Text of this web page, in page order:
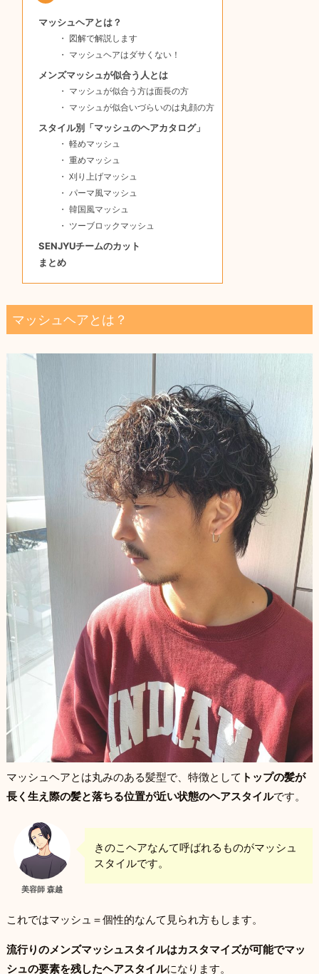
マッシュヘアとは？
図解で解説します
マッシュヘアはダサくない！
メンズマッシュが似合う人とは
マッシュが似合う方は面長の方
マッシュが似合いづらいのは丸顔の方
スタイル別「マッシュのヘアカタログ」
軽めマッシュ
重めマッシュ
刈り上げマッシュ
パーマ風マッシュ
韓国風マッシュ
ツーブロックマッシュ
SENJYUチームのカット
まとめ
マッシュヘアとは？
マッシュヘアとは丸みのある髪型で、特徴として トップの髪が
長く生え際の髪と落ちる位置が近い状態のヘアスタイルです。
美容師 森越
きのこヘアなんて呼ばれるものがマッシュ
スタイルです。
これではマッシュ＝個性的なんて見られ方もします。
流行りのメンズマッシュスタイルはカスタマイズが可能でマッ
シュの要素を残したヘアスタイルになります。